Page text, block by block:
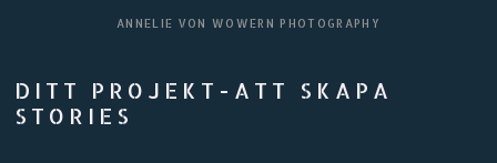
ANNELIE VON WOWERN PHOTOGRAPHY
DITT PROJEKT-ATT SKAPA
STORIES